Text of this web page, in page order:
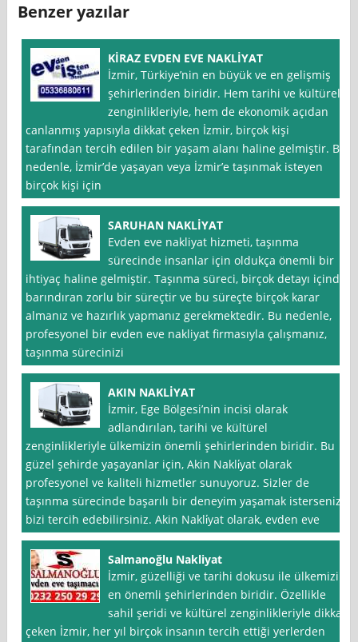
Benzer yazılar
KİRAZ EVDEN EVE NAKLİYAT
İzmir, Türkiye’nin en büyük ve en gelişmiş
şehirlerinden biridir. Hem tarihi ve kültürel
zenginlikleriyle, hem de ekonomik açıdan
canlanmış yapısıyla dikkat çeken İzmir, birçok kişi
tarafından tercih edilen bir yaşam alanı haline gelmiştir. Bu
nedenle, İzmir’de yaşayan veya İzmir’e taşınmak isteyen
birçok kişi için
SARUHAN NAKLİYAT
Evden eve nakliyat hizmeti, taşınma
sürecinde insanlar için oldukça önemli bir
ihtiyaç haline gelmiştir. Taşınma süreci, birçok detayı içinde
barındıran zorlu bir süreçtir ve bu süreçte birçok karar
almanız ve hazırlık yapmanız gerekmektedir. Bu nedenle,
profesyonel bir evden eve nakliyat firmasıyla çalışmanız,
taşınma sürecinizi
AKIN NAKLİYAT
İzmir, Ege Bölgesi’nin incisi olarak
adlandırılan, tarihi ve kültürel
zenginlikleriyle ülkemizin önemli şehirlerinden biridir. Bu
güzel şehirde yaşayanlar için, Akin Nakli̇yat olarak
profesyonel ve kaliteli hizmetler sunuyoruz. Sizler de
taşınma sürecinde başarılı bir deneyim yaşamak isterseniz,
bizi tercih edebilirsiniz. Akin Nakli̇yat olarak, evden eve
Salmanoğlu Nakliyat
İzmir, güzelliği ve tarihi dokusu ile ülkemizin
en önemli şehirlerinden biridir. Özellikle
sahil şeridi ve kültürel zenginlikleriyle dikkat
çeken İzmir, her yıl birçok insanın tercih ettiği yerlerden